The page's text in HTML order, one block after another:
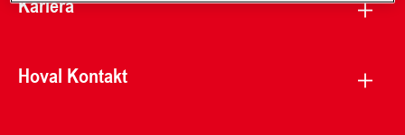
Hoval Kontakt